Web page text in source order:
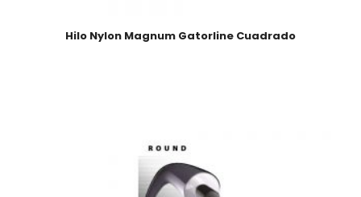
Hilo Nylon Magnum Gatorline Cuadrado